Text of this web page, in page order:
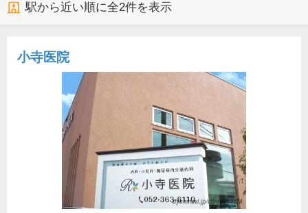
駅から近い順に全2件を表示
小寺医院